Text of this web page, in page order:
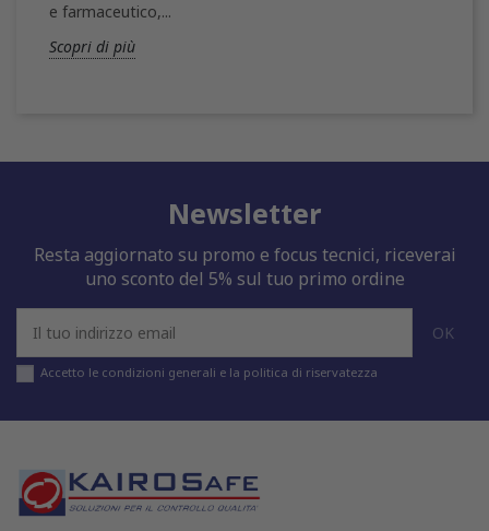
e farmaceutico,...
Scopri di più
Newsletter
Resta aggiornato su promo e focus tecnici, riceverai
uno sconto del 5% sul tuo primo ordine
Accetto le condizioni generali e la politica di riservatezza